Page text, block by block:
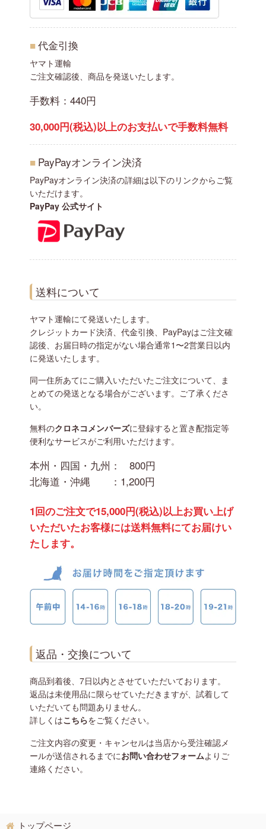
■代金引換
ヤマト運輸
ご注文確認後、商品を発送いたします。
手数料：440円
30,000円(税込)以上のお支払いで手数料無料
■ PayPayオンライン決済
PayPayオンライン決済の詳細は以下のリンクからご覧
いただけます。
PayPay 公式サイト
送料について
ヤマト運輸にて発送いたします。
クレジットカード決済、代金引換、PayPayはご注文確
認後、お届日時の指定がない場合通常1〜2営業日以内
に発送いたします。
同一住所あてにご購入いただいたご注文について、ま
とめての発送となる場合がございます。ご了承くださ
い。
無料のクロネコメンバーズに登録すると置き配指定等
便利なサービスがご利用いただけます。
本州・四国・九州：
800円
北海道・沖縄 ： 1,200円
1回のご注文で15,000円(税込)以上お買い上げ
いただいたお客様には送料無料にてお届けい
たします。
返品・交換について
商品到着後、7日以内とさせていただいております。
返品は未使用品に限らせていただきますが、試着して
いただいても問題ありません。
詳しくはこちらをご覧ください。
ご注文内容の変更・キャンセルは当店から受注確認メ
ールが送信されるまでにお問い合わせフォームよりご
連絡ください。
トップページ